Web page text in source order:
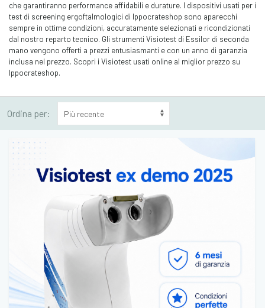
che garantiranno performance affidabili e durature. I dispositivi usati per i
test di screening ergoftalmologici di Ippocrateshop sono aparecchi
sempre in ottime condizioni, accuratamente selezionati e ricondizionati
dal nostro reparto tecnico. Gli strumenti Visiotest di Essilor di seconda
mano vengono offerti a prezzi entusiasmanti e con un anno di garanzia
inclusa nel prezzo. Scopri i Visiotest usati online al miglior prezzo su
Ippocrateshop.
Ordina per: